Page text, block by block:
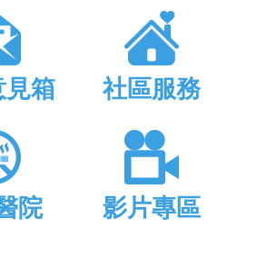
見箱 社區服務
院 影片專區